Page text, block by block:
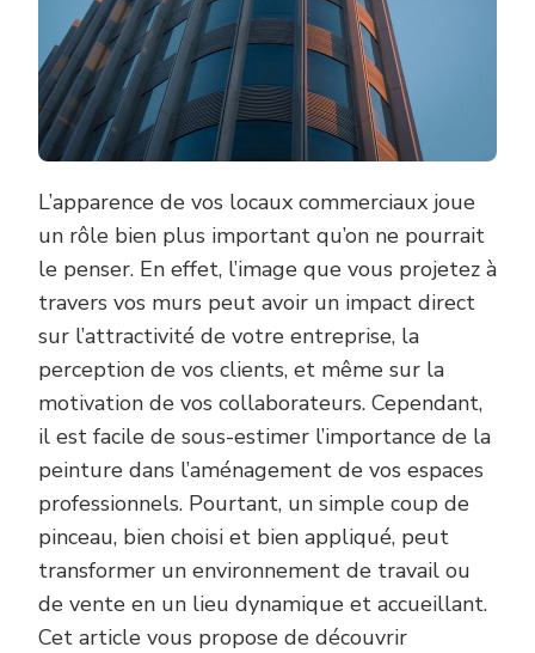
L’apparence de vos locaux commerciaux joue
un rôle bien plus important qu’on ne pourrait
le penser. En effet, l’image que vous projetez à
travers vos murs peut avoir un impact direct
sur l’attractivité de votre entreprise, la
perception de vos clients, et même sur la
motivation de vos collaborateurs. Cependant,
il est facile de sous-estimer l’importance de la
peinture dans l’aménagement de vos espaces
professionnels. Pourtant, un simple coup de
pinceau, bien choisi et bien appliqué, peut
transformer un environnement de travail ou
de vente en un lieu dynamique et accueillant.
Cet article vous propose de découvrir